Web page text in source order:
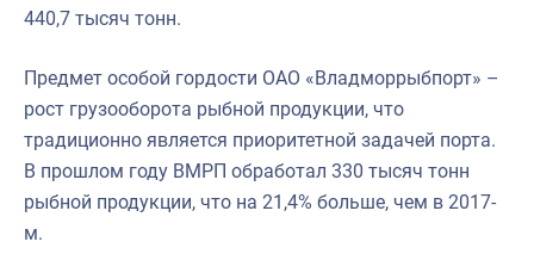
440,7 тысяч тонн.
Предмет особой гордости ОАО «Владморрыбпорт» –
рост грузооборота рыбной продукции, что
традиционно является приоритетной задачей порта.
В прошлом году ВМРП обработал 330 тысяч тонн
рыбной продукции, что на 21,4% больше, чем в 2017-
м.